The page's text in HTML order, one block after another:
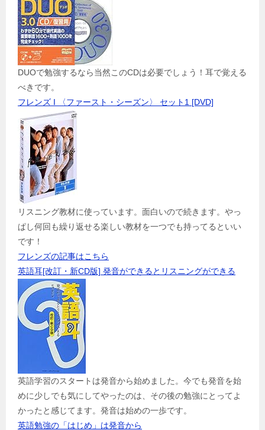
DUOで勉強するなら当然このCDは必要でしょう！耳で覚える
べきです。
フレンズ I 〈ファースト・シーズン〉 セット1 [DVD]
リスニング教材に使っています。面白いので続きます。やっ
ぱし何回も繰り返せる楽しい教材を一つでも持ってるといい
です！
フレンズの記事はこちら
英語耳[改訂・新CD版] 発音ができるとリスニングができる
英語学習のスタートは発音から始めました。今でも発音を始
めに少しでも気にしてやったのは、その後の勉強にとってよ
かったと感じてます。発音は始めの一歩です。
英語勉強の「はじめ」は発音から